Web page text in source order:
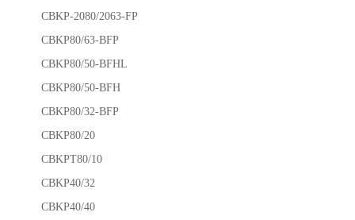
CBKP-2080/2063-FP
CBKP80/63-BFP
CBKP80/50-BFHL
CBKP80/50-BFH
CBKP80/32-BFP
CBKP80/20
CBKPT80/10
CBKP40/32
CBKP40/40